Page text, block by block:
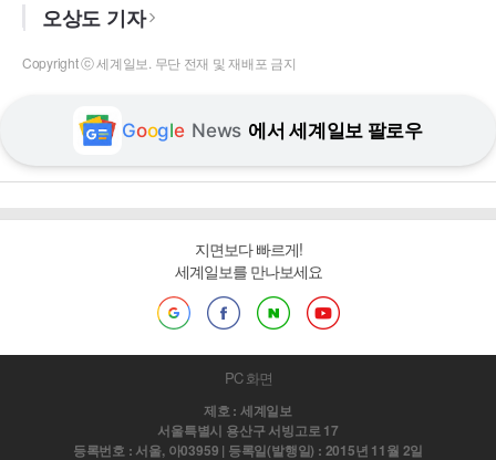
오상도 기자
Copyright ⓒ 세계일보. 무단 전재 및 재배포 금지
Google News 에서 세계일보 팔로우
지면보다 빠르게!
세계일보를 만나보세요
PC 화면
제호 : 세계일보
서울특별시 용산구 서빙고로 17
등록번호 : 서울, 아03959 | 등록일(발행일) : 2015년 11월 2일